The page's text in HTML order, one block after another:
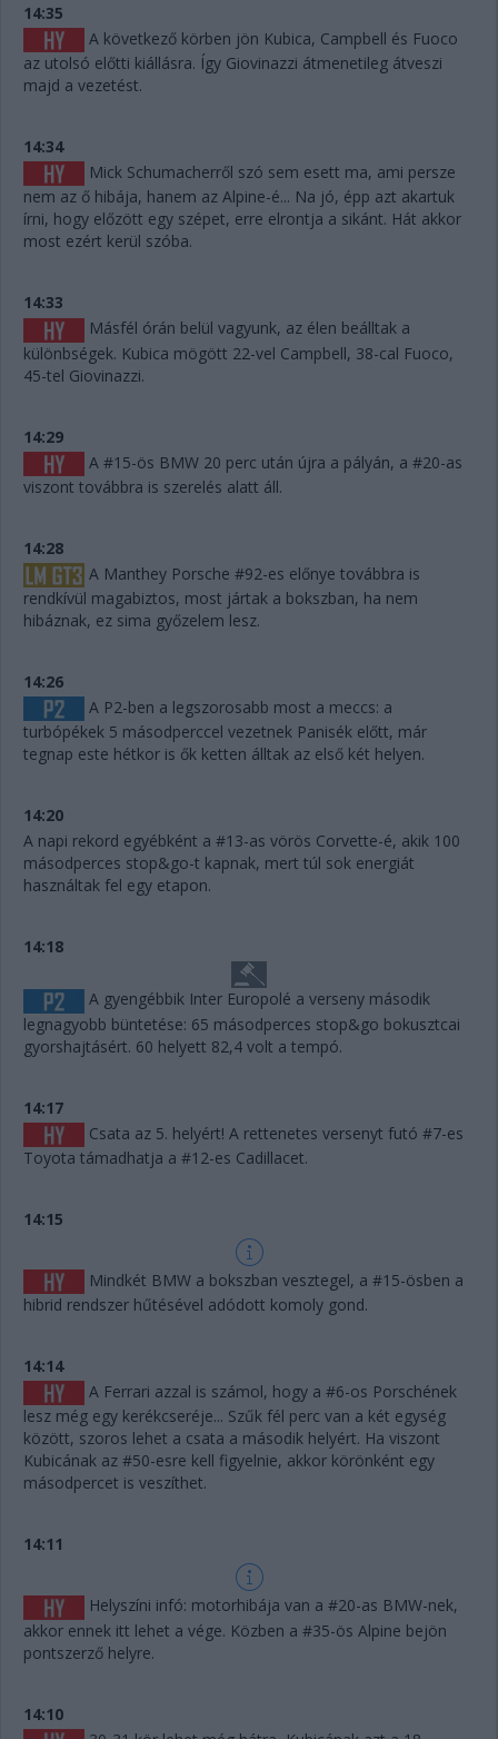
14:35
A következő körben jön Kubica, Campbell és Fuoco
az utolsó előtti kiállásra. Így Giovinazzi átmenetileg átveszi
majd a vezetést.
14:34
Mick Schumacherről szó sem esett ma, ami persze
nem az ő hibája, hanem az Alpine-é... Na jó, épp azt akartuk
írni, hogy előzött egy szépet, erre elrontja a sikánt. Hát akkor
most ezért kerül szóba.
14:33
Másfél órán belül vagyunk, az élen beálltak a
különbségek. Kubica mögött 22-vel Campbell, 38-cal Fuoco,
45-tel Giovinazzi.
14:29
A #15-ös BMW 20 perc után újra a pályán, a #20-as
viszont továbbra is szerelés alatt áll.
14:28
A Manthey Porsche #92-es előnye továbbra is
rendkívül magabiztos, most jártak a bokszban, ha nem
hibáznak, ez sima győzelem lesz.
14:26
A P2-ben a legszorosabb most a meccs: a
turbópékek 5 másodperccel vezetnek Panisék előtt, már
tegnap este hétkor is ők ketten álltak az első két helyen.
14:20
A napi rekord egyébként a #13-as vörös Corvette-é, akik 100
másodperces stop&go-t kapnak, mert túl sok energiát
használtak fel egy etapon.
14:18
A gyengébbik Inter Europolé a verseny második
legnagyobb büntetése: 65 másodperces stop&go bokusztcai
gyorshajtásért. 60 helyett 82,4 volt a tempó.
14:17
Csata az 5. helyért! A rettenetes versenyt futó #7-es
Toyota támadhatja a #12-es Cadillacet.
14:15
Mindkét BMW a bokszban vesztegel, a #15-ösben a
hibrid rendszer hűtésével adódott komoly gond.
14:14
A Ferrari azzal is számol, hogy a #6-os Porschének
lesz még egy kerékcseréje... Szűk fél perc van a két egység
között, szoros lehet a csata a második helyért. Ha viszont
Kubicának az #50-esre kell figyelnie, akkor körönként egy
másodpercet is veszíthet.
14:11
Helyszíni infó: motorhibája van a #20-as BMW-nek,
akkor ennek itt lehet a vége. Közben a #35-ös Alpine bejön
pontszerző helyre.
14:10